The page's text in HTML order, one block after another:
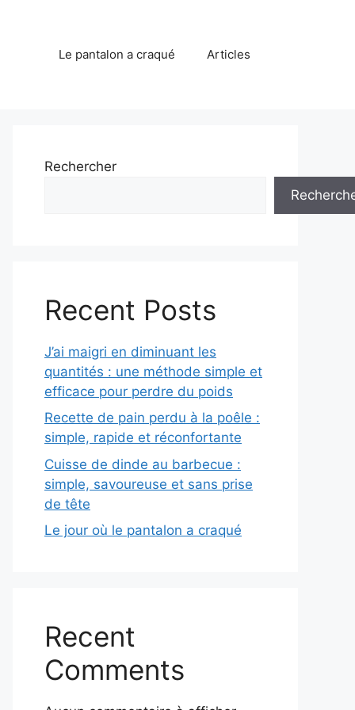
Le pantalon a craqué Articles
Rechercher
Recent Posts
J’ai maigri en diminuant les
quantités : une méthode simple et
efficace pour perdre du poids
Recette de pain perdu à la poêle :
simple, rapide et réconfortante
Cuisse de dinde au barbecue :
simple, savoureuse et sans prise
de tête
Le jour où le pantalon a craqué
Recent
Comments